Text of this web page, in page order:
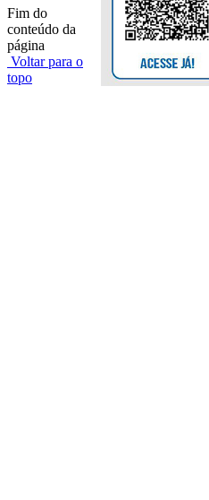
Fim do
conteúdo da
página
Voltar para o
topo